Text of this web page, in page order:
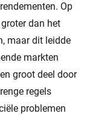
Op
dan het
maar dit leidde
markten
groot deel door
regels
problemen